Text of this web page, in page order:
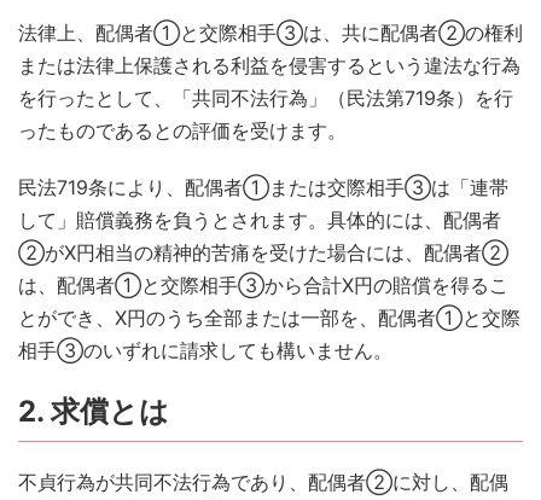
法律上、配偶者①と交際相手③は、共に配偶者②の権利
または法律上保護される利益を侵害するという違法な行為
を行ったとして、「共同不法行為」（民法第719条）を行
ったものであるとの評価を受けます。
民法719条により、配偶者①または交際相手③は「連帯
して」賠償義務を負うとされます。具体的には、配偶者
②がX円相当の精神的苦痛を受けた場合には、配偶者②
は、配偶者①と交際相手③から合計X円の賠償を得るこ
とができ、X円のうち全部または一部を、配偶者①と交際
相手③のいずれに請求しても構いません。
2. 求償とは
不貞行為が共同不法行為であり、配偶者②に対し、配偶